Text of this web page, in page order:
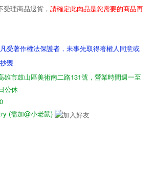
受理商品退貨， 請確定此肉品是您需要的商品再
受著作權法保護者，未事先取得著權人同意或
襲
雄市鼓山區美術南二路131號，營業時間週一至
公休
(需加@小老鼠)